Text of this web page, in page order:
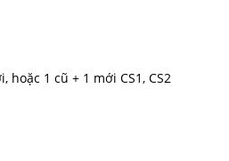
hoặc 1 cũ + 1 mới CS1, CS2